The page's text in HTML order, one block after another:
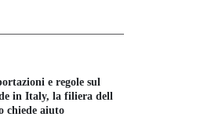
e regole sul
in Italy, la filiera dell
chiede aiuto